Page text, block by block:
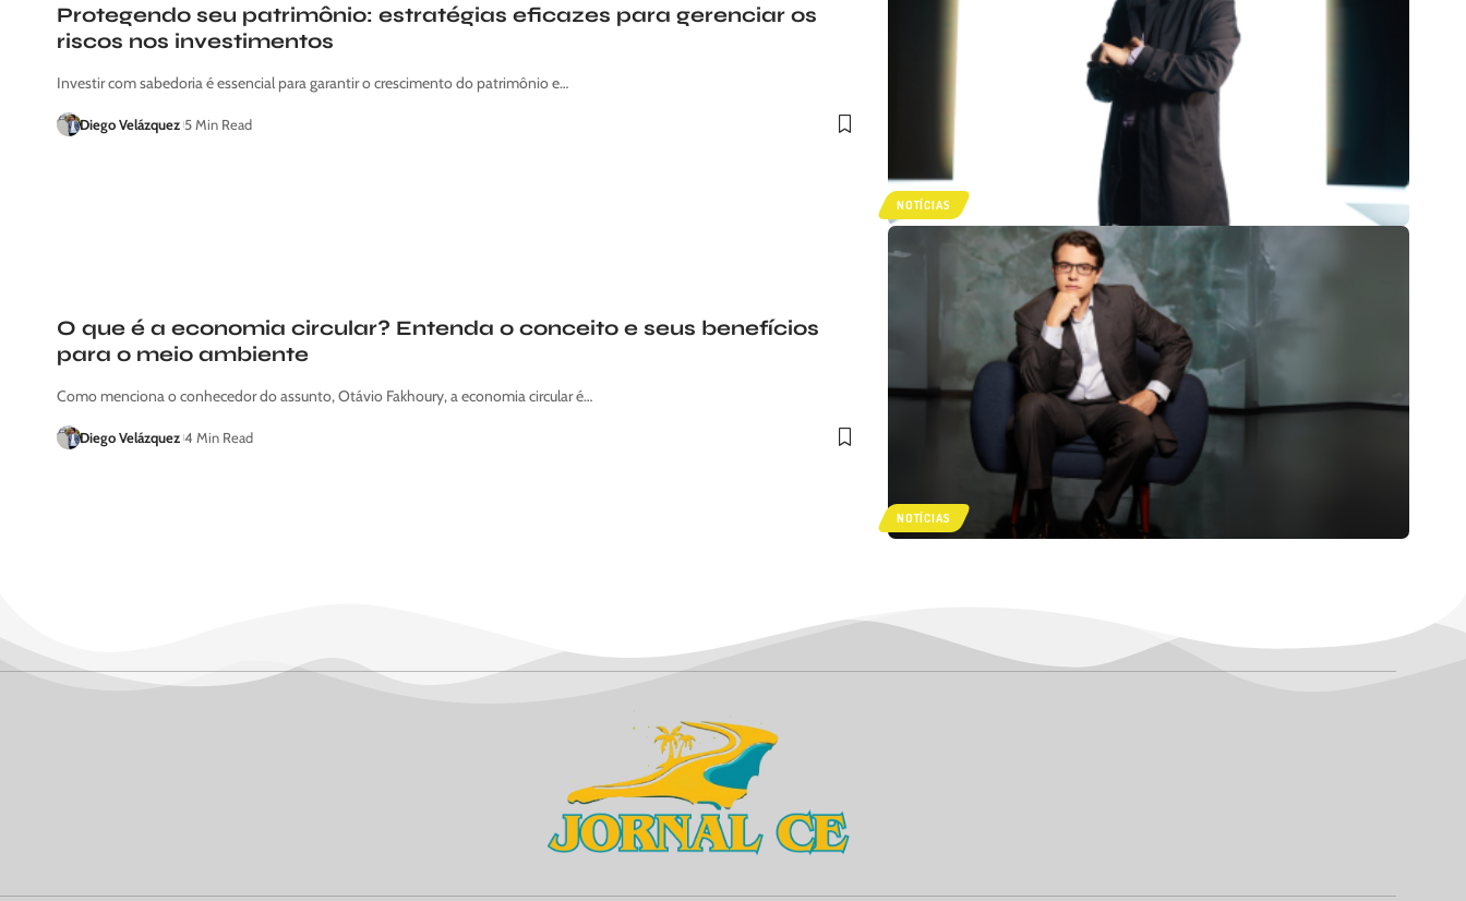
NOTÍCIAS
Protegendo seu patrimônio: estratégias eficazes para gerenciar os
riscos nos investimentos
Investir com sabedoria é essencial para garantir o crescimento do patrimônio e…
Diego Velázquez 5 Min Read
NOTÍCIAS
O que é a economia circular? Entenda o conceito e seus benefícios
para o meio ambiente
Como menciona o conhecedor do assunto, Otávio Fakhoury, a economia circular é…
Diego Velázquez 4 Min Read